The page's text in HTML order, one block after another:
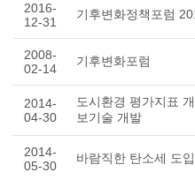
2016-
12-31
기후변화정책포럼
2008-
02-14
기후변화포럼
2014-
04-30
도시환경 평가지표
보기술 개발
2014-
05-30
바람직한 탄소세 도